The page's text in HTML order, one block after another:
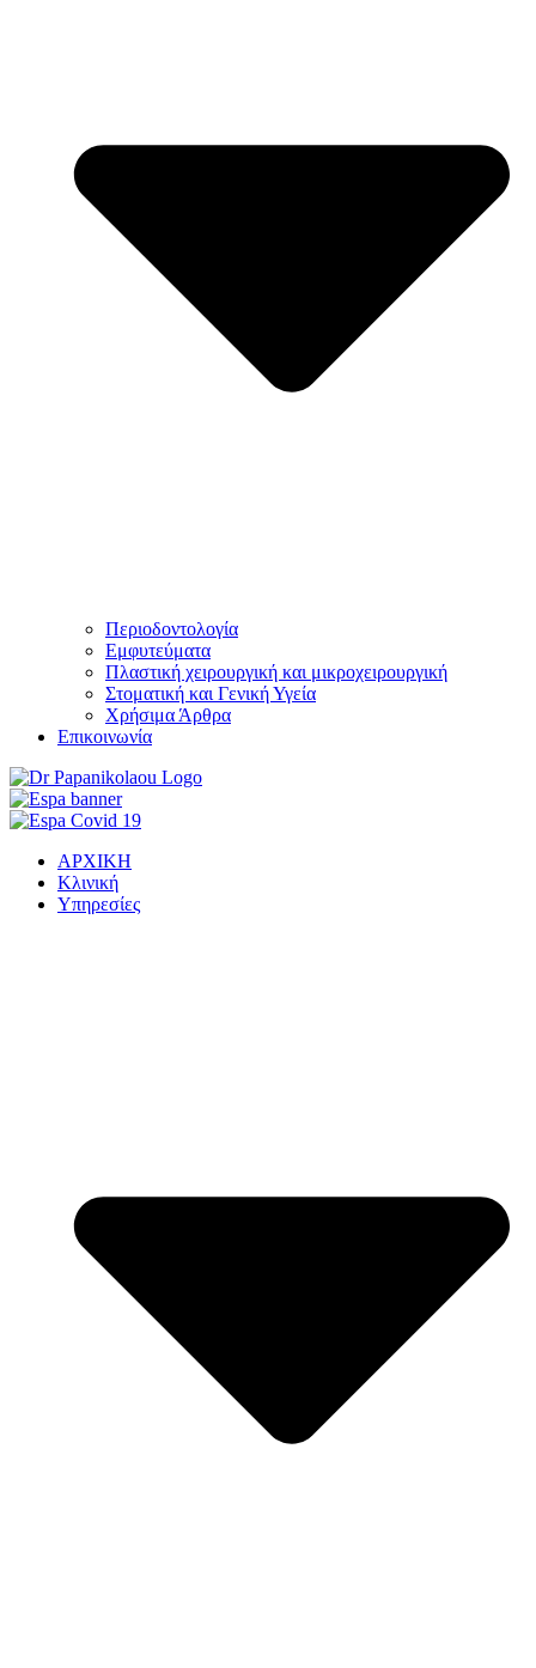
Περιοδοντολογία
Εμφυτεύματα
Πλαστική χειρουργική και μικροχειρουργική
Στοματική και Γενική Υγεία
Χρήσιμα Άρθρα
Επικοινωνία
ΑΡΧΙΚΗ
Κλινική
Υπηρεσίες